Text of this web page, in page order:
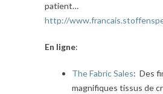
patient…
http://
En ligne:
The Fabric Sales: Des
magnifiques tissus de